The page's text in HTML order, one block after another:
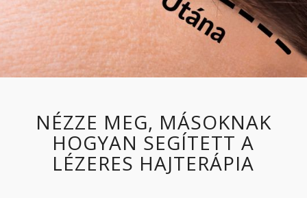
NÉZZE MEG, MÁSOKNAK
HOGYAN SEGÍTETT A
LÉZERES HAJTERÁPIA